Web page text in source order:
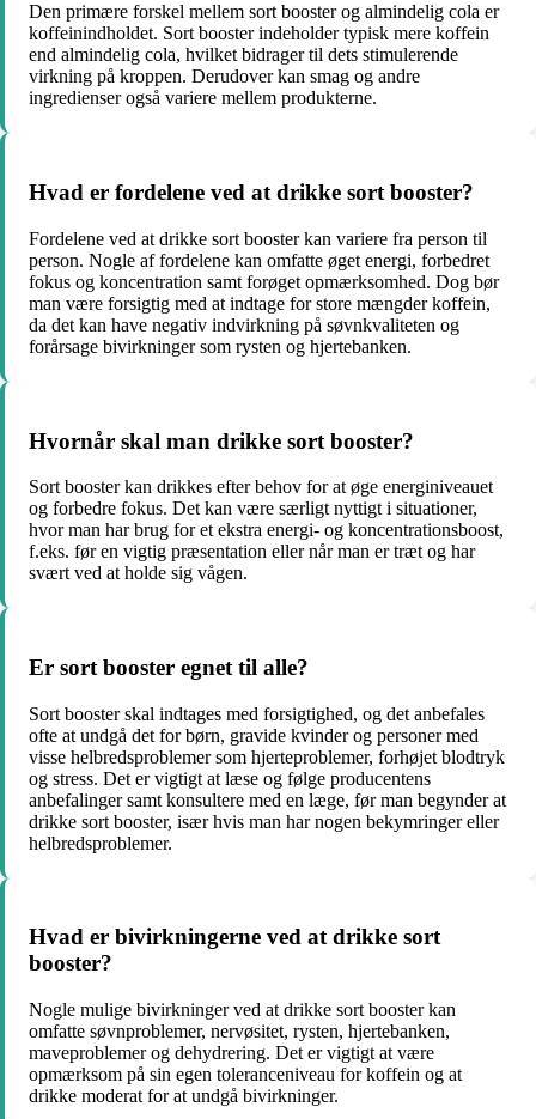
Den primære forskel mellem sort booster og almindelig cola er
koffeinindholdet. Sort booster indeholder typisk mere koffein
end almindelig cola, hvilket bidrager til dets stimulerende
virkning på kroppen. Derudover kan smag og andre
ingredienser også variere mellem produkterne.
Hvad er fordelene ved at drikke sort booster?
Fordelene ved at drikke sort booster kan variere fra person til
person. Nogle af fordelene kan omfatte øget energi, forbedret
fokus og koncentration samt forøget opmærksomhed. Dog bør
man være forsigtig med at indtage for store mængder koffein,
da det kan have negativ indvirkning på søvnkvaliteten og
forårsage bivirkninger som rysten og hjertebanken.
Hvornår skal man drikke sort booster?
Sort booster kan drikkes efter behov for at øge energiniveauet
og forbedre fokus. Det kan være særligt nyttigt i situationer,
hvor man har brug for et ekstra energi- og koncentrationsboost,
f.eks. før en vigtig præsentation eller når man er træt og har
svært ved at holde sig vågen.
Er sort booster egnet til alle?
Sort booster skal indtages med forsigtighed, og det anbefales
ofte at undgå det for børn, gravide kvinder og personer med
visse helbredsproblemer som hjerteproblemer, forhøjet blodtryk
og stress. Det er vigtigt at læse og følge producentens
anbefalinger samt konsultere med en læge, før man begynder at
drikke sort booster, især hvis man har nogen bekymringer eller
helbredsproblemer.
Hvad er bivirkningerne ved at drikke sort
booster?
Nogle mulige bivirkninger ved at drikke sort booster kan
omfatte søvnproblemer, nervøsitet, rysten, hjertebanken,
maveproblemer og dehydrering. Det er vigtigt at være
opmærksom på sin egen toleranceniveau for koffein og at
drikke moderat for at undgå bivirkninger.